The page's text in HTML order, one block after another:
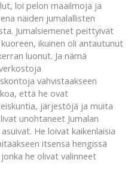
loi pelon maailmoja ja
näiden jumalallisten
Jumalsiemenet peittyivät
ikuinen oli antautunut
luonut. Ja nämä
vahvistaakseen
että he ovat
järjestöjä ja muita
unohtaneet Jumalan
He loivat kaikenlaisia
itsensä hengissä
he olivat valinneet